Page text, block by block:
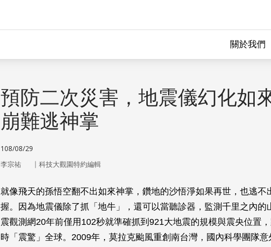
關於我們
預防二次災害，地震儀幻化如
崩難逃神掌
108/08/29
李宗祐 ｜ 科技大觀園特約編輯
就像飛天的孫悟空翻不出如來神掌，鑽地的沙悟淨如果再世，也逃不
握。因為地震儀除了抓「地牛」，還可以當聽診器，監測千里之內的
震觀測網20年前僅用102秒就準確抓到921大地震的規模與震央位置
時「震驚」全球。2009年，莫拉克颱風重創南台灣，國內科學團隊